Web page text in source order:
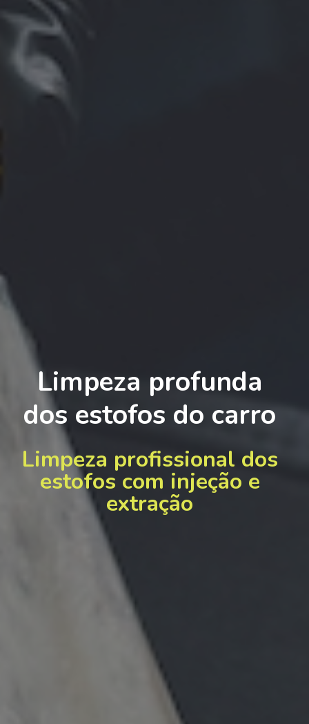
Limpeza profunda
dos estofos do carro
Limpeza profissional dos
estofos com injeção e
extração